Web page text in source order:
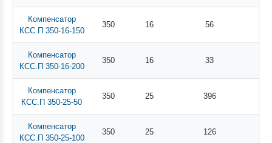
Компенсатор
КСС.П 350-16-150
350 16 56
Компенсатор
КСС.П 350-16-200
350 16 33
Компенсатор
КСС.П 350-25-50
350 25 396
Компенсатор
КСС.П 350-25-100
350 25 126